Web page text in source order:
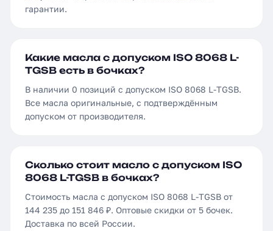
гарантии.
Какие масла с допуском ISO 8068 L-
TGSB есть в бочках?
В наличии 0 позиций с допуском ISO 8068 L-TGSB.
Все масла оригинальные, с подтверждённым
допуском от производителя.
Сколько стоит масло с допуском ISO
8068 L-TGSB в бочках?
Стоимость масла с допуском ISO 8068 L-TGSB от
144 235 до 151 846 ₽. Оптовые скидки от 5 бочек.
Доставка по всей России.